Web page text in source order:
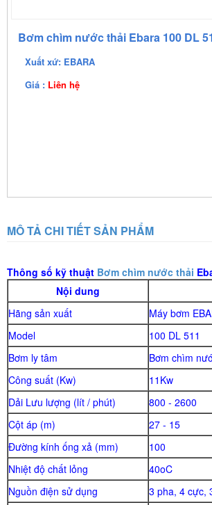
Bơm chìm nước thải Ebara 100 DL
Xuất xứ: EBARA
Giá : Liên hệ
MÔ TẢ CHI TIẾT SẢN PHẨM
Thông số kỹ thuật Bơm chìm nước thải
Nội dung
Hãng sản xuất
Máy bơm
Model
100 DL 511
Bơm ly tâm
Bơm chìm
Công suất (Kw)
11Kw
Dải Lưu lượng (lít / phút)
800 - 2600
Cột áp (m)
27 - 15
Đường kính ống xả (mm)
100
Nhiệt độ chất lỏng
40oC
Nguồn điện sử dụng
3 pha, 4 cực,